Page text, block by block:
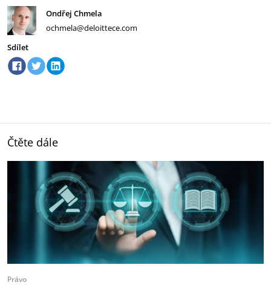
Ondřej Chmela
ochmela@deloittece.com
Sdílet
Čtěte dále
Právo